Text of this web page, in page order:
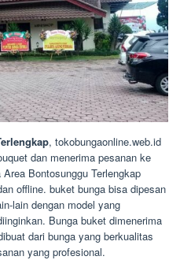
, tokobungaonline.web.id
dan menerima pesanan ke
Bontosunggu Terlengkap
offline. buket bunga bisa dipesan
lain dengan model yang
Bunga buket dimenerima
dari bunga yang berkualitas
yang profesional.